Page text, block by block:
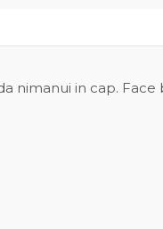
nimanui in cap. Face